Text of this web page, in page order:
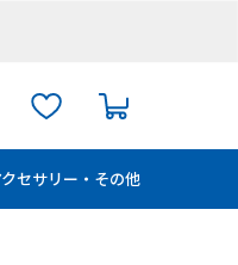
クセサリー・その他